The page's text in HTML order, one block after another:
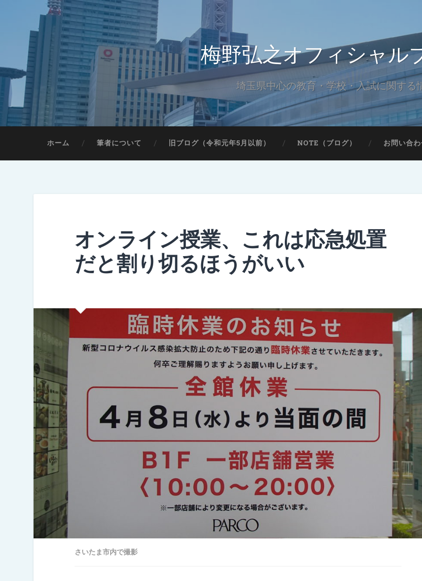
梅野弘之オフィシャル
埼玉県中心の教育・学校・入試に関する
ホーム 筆者について 旧ブログ（令和元年5月以前） NOTE（ブログ） お問い合
オンライン授業、これは応急処置
だと割り切るほうがいい
さいたま市内で撮影